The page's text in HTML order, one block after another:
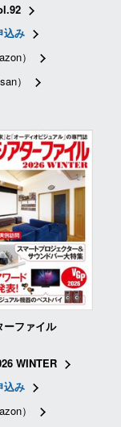
込み
）
）
ーファイル
WINTER
込み
）